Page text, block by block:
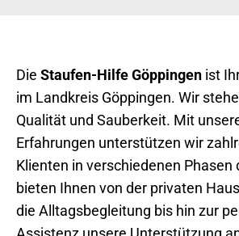
Die Staufen-Hilfe Göppingen ist
im Landkreis Göppingen. Wir
Qualität und Sauberkeit. Mit
Erfahrungen unterstützen wir
Klienten in verschiedenen Phasen
bieten Ihnen von der privaten
die Alltagsbegleitung bis hin zur